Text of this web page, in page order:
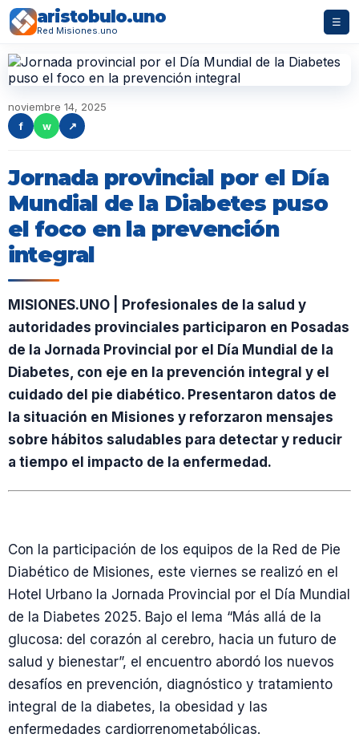
aristobulo.uno
Red Misiones.uno
☰
noviembre 14, 2025
f
w ↗
Jornada provincial por el Día
Mundial de la Diabetes puso
el foco en la prevención
integral
MISIONES.UNO | Profesionales de la salud y
autoridades provinciales participaron en Posadas
de la Jornada Provincial por el Día Mundial de la
Diabetes, con eje en la prevención integral y el
cuidado del pie diabético. Presentaron datos de
la situación en Misiones y reforzaron mensajes
sobre hábitos saludables para detectar y reducir
a tiempo el impacto de la enfermedad.
Con la participación de los equipos de la Red de Pie
Diabético de Misiones, este viernes se realizó en el
Hotel Urbano la Jornada Provincial por el Día Mundial
de la Diabetes 2025. Bajo el lema “Más allá de la
glucosa: del corazón al cerebro, hacia un futuro de
salud y bienestar”, el encuentro abordó los nuevos
desafíos en prevención, diagnóstico y tratamiento
integral de la diabetes, la obesidad y las
enfermedades cardiorrenometabólicas.